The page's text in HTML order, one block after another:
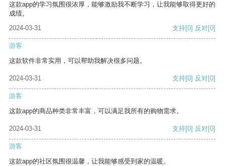
这款app的学习氛围很浓厚，能够激励我不断学习，让我能够取得更好的
成绩。
2024-03-31
支持[0] 反对[0]
游客
这款软件非常实用，可以帮助我解决很多问题。
2024-03-31 支持[0] 反对[0]
游客
这款app的商品种类非常丰富，可以满足我所有的购物需求。
2024-03-31 支持[0] 反对[0]
游客
这款app的社区氛围很温馨，让我能够感受到家的温暖。